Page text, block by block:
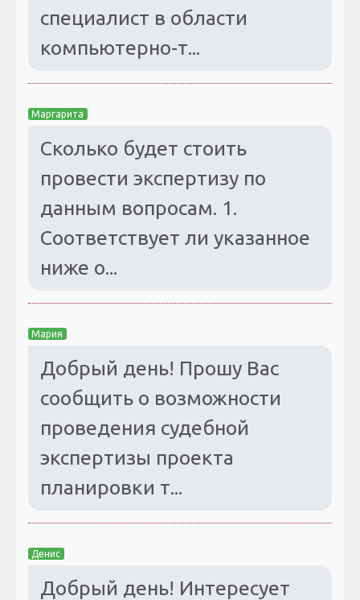
специалист в области
компьютерно-т...
Маргарита
Сколько будет стоить
провести экспертизу по
данным вопросам. 1.
Соответствует ли указанное
ниже о...
Мария
Добрый день! Прошу Вас
сообщить о возможности
проведения судебной
экспертизы проекта
планировки т...
Денис
Добрый день! Интересует